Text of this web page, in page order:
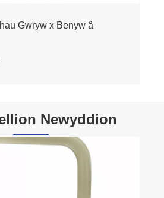
Gwryw x Benyw â
Newyddion